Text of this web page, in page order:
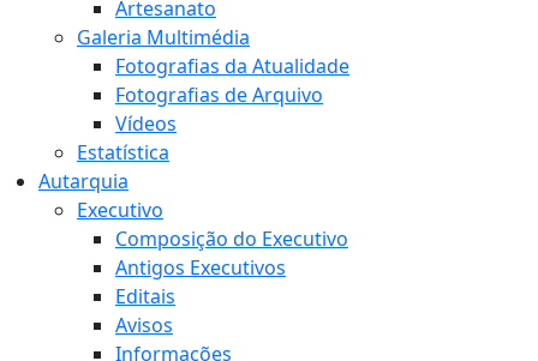
Artesanato
Galeria Multimédia
Fotografias da Atualidade
Fotografias de Arquivo
Vídeos
Estatística
Autarquia
Executivo
Composição do Executivo
Antigos Executivos
Editais
Avisos
Informações